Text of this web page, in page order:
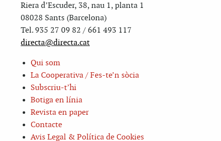
Riera d’Escuder, 38, nau 1, planta 1
08028 Sants (Barcelona)
Tel. 935 27 09 82 / 661 493 117
directa@directa.cat
Qui som
La Cooperativa / Fes-te’n sòcia
Subscriu-t’hi
Botiga en línia
Revista en paper
Contacte
Avis Legal & Política de Cookies